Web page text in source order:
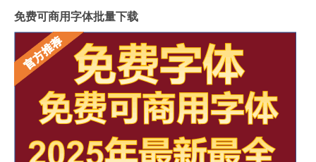
免费可商用字体批量下载